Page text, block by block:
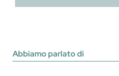
Abbiamo parlato di